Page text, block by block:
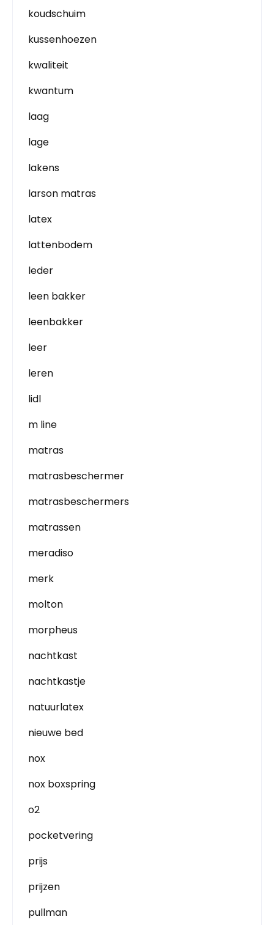
koudschuim
kussenhoezen
kwaliteit
kwantum
laag
lage
lakens
larson matras
latex
lattenbodem
leder
leen bakker
leenbakker
leer
leren
lidl
m line
matras
matrasbeschermer
matrasbeschermers
matrassen
meradiso
merk
molton
morpheus
nachtkast
nachtkastje
natuurlatex
nieuwe bed
nox
nox boxspring
o2
pocketvering
prijs
prijzen
pullman